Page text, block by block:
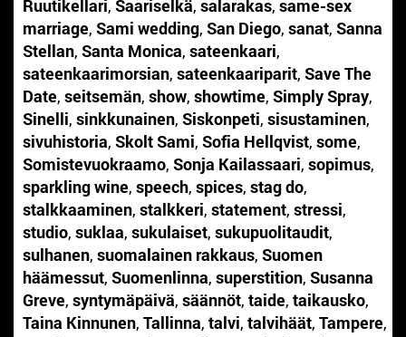
Ruutikellari, Saariselkä, salarakas, same-sex
marriage, Sami wedding, San Diego, sanat, Sanna
Stellan, Santa Monica, sateenkaari,
sateenkaarimorsian, sateenkaariparit, Save The
Date, seitsemän, show, showtime, Simply Spray,
Sinelli, sinkkunainen, Siskonpeti, sisustaminen,
sivuhistoria, Skolt Sami, Sofia Hellqvist, some,
Somistevuokraamo, Sonja Kailassaari, sopimus,
sparkling wine, speech, spices, stag do,
stalkkaaminen, stalkkeri, statement, stressi,
studio, suklaa, sukulaiset, sukupuolitaudit,
sulhanen, suomalainen rakkaus, Suomen
häämessut, Suomenlinna, superstition, Susanna
Greve, syntymäpäivä, säännöt, taide, taikausko,
Taina Kinnunen, Tallinna, talvi, talvihäät, Tampere,